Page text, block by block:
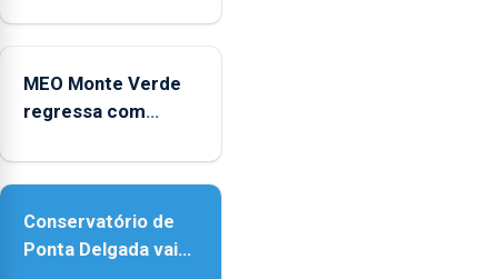
2025
Micaelense
MEO Monte Verde
regressa com
acessibilidade
Conservatório de
Ponta Delgada vai